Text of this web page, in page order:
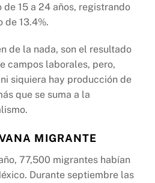
15 a 24 años, registrando
de 13.4%.
de la nada, son el resultado
campos laborales, pero,
siquiera hay producción de
que se suma a la
MIGRANTE
77,500 migrantes habían
Durante septiembre las